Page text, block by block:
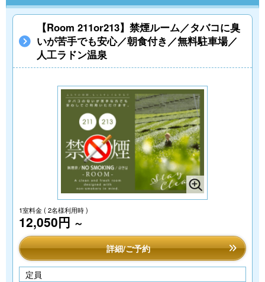
【Room 211or213】禁煙ルーム／タバコに臭
いが苦手でも安心／朝食付き／無料駐車場／
人工ラドン温泉
1室料金( 2名様利用時 )
12,050円 ～
詳細/ご予約
定員